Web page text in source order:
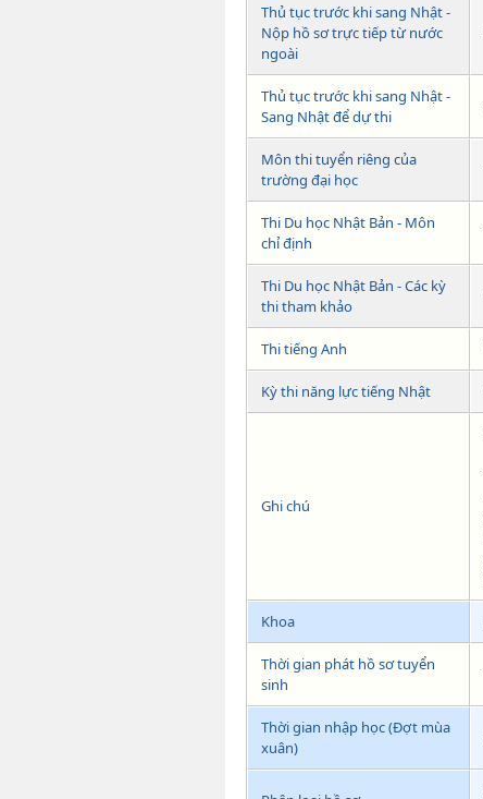
Thủ tục trước khi sang Nhật -
Nộp hồ sơ trực tiếp từ nước
ngoài
Thủ tục trước khi sang Nhật -
Sang Nhật để dự thi
Môn thi tuyển riêng của
trường đại học
Thi Du học Nhật Bản - Môn
chỉ định
Thi Du học Nhật Bản - Các kỳ
thi tham khảo
Thi tiếng Anh
Kỳ thi năng lực tiếng Nhật
Ghi chú
Khoa
Thời gian phát hồ sơ tuyển
sinh
Thời gian nhập học (Đợt mùa
xuân)